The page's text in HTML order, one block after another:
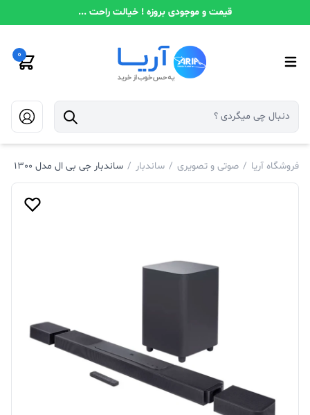
قیمت و موجودی بروزه ! خیالت راحت ...
0
فروشگاه آریا / صوتی و تصویری / ساندبار / ساندبار جی بی ال مدل Bar 1300